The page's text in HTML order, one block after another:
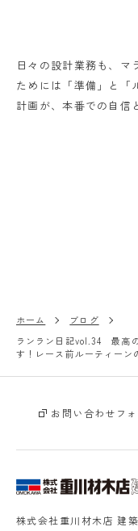
日々の設計業務も、マ
ためには「準備」と「
計画が、本番での自信
ホーム
ブログ
ランラン日記vol.34 最高
す！レース前ルーティーン
株式会社重川材木店 建
お問い合わせフ